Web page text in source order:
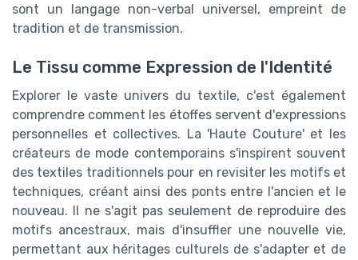
sont un langage non-verbal universel, empreint de
tradition et de transmission.
Le Tissu comme Expression de l'Identité
Explorer le vaste univers du textile, c'est également
comprendre comment les étoffes servent d'expressions
personnelles et collectives. La 'Haute Couture' et les
créateurs de mode contemporains s'inspirent souvent
des textiles traditionnels pour en revisiter les motifs et
techniques, créant ainsi des ponts entre l'ancien et le
nouveau. Il ne s'agit pas seulement de reproduire des
motifs ancestraux, mais d'insuffler une nouvelle vie,
permettant aux héritages culturels de s'adapter et de